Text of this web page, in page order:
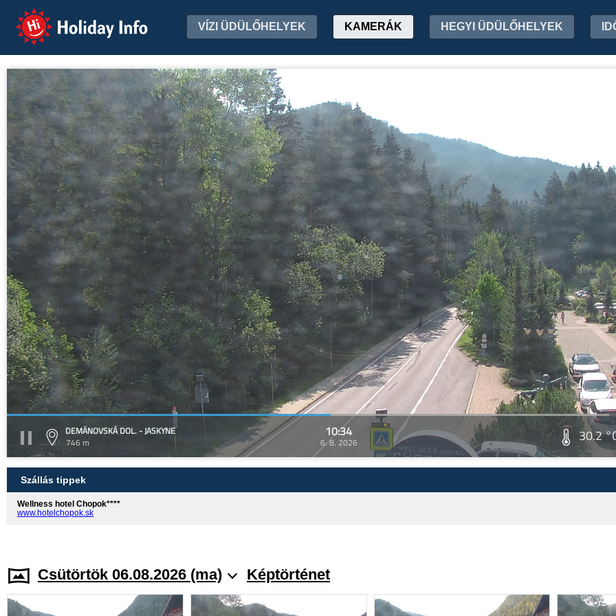
Holiday Info VÍZI ÜDÜLŐHELYEK KAMERÁK HEGYI ÜDÜLŐHELYEK
DEMÄNOVSKÁ DOL. - JASKYNE
746 m
10:34
6. 8. 2026 30.2
Szállás tippek
Wellness hotel Chopok****
www.hotelchopok.sk
Csütörtök 06.08.2026 (ma) Képtörténet